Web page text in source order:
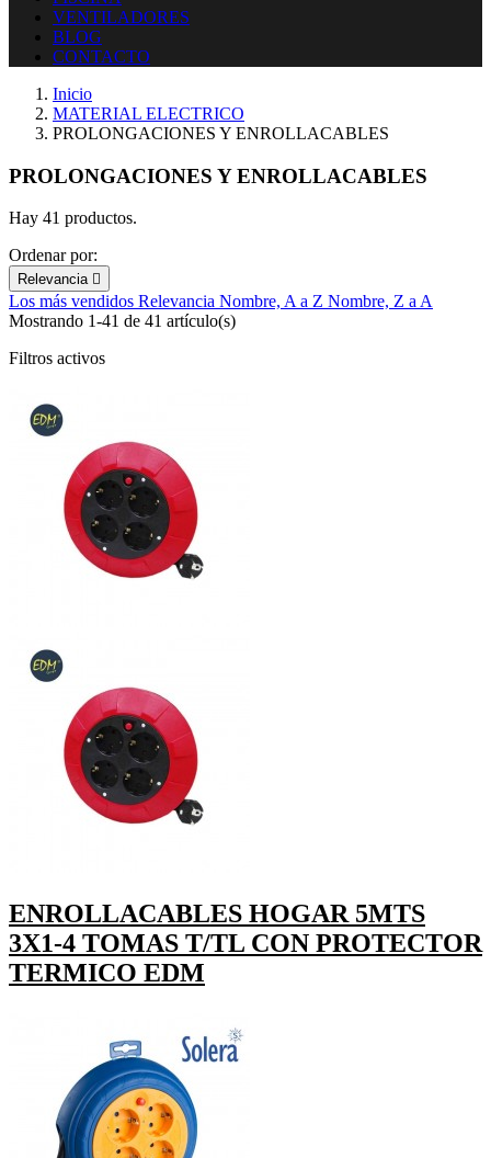
VENTILADORES
BLOG
CONTACTO
Inicio
MATERIAL ELECTRICO
PROLONGACIONES Y ENROLLACABLES
PROLONGACIONES Y ENROLLACABLES
Hay 41 productos.
Ordenar por:
Relevancia 
Los más vendidos Relevancia Nombre, A a Z Nombre, Z a A
Mostrando 1-41 de 41 artículo(s)
Filtros activos
ENROLLACABLES HOGAR 5MTS
3X1-4 TOMAS T/TL CON PROTECTOR
TERMICO EDM